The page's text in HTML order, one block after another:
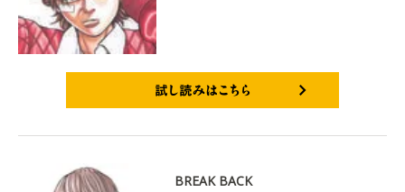
BREAK BACK